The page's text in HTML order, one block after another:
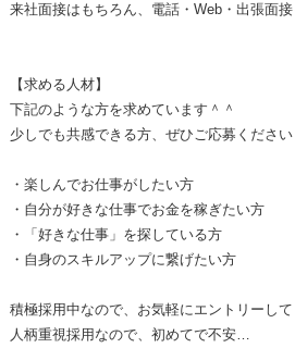
来社面接はもちろん、電話・Web・出張面接
【求める人材】
下記のような方を求めています＾＾
少しでも共感できる方、ぜひご応募ください
・楽しんでお仕事がしたい方
・自分が好きな仕事でお金を稼ぎたい方
・「好きな仕事」を探している方
・自身のスキルアップに繋げたい方
積極採用中なので、お気軽にエントリーし
人柄重視採用なので、初めてで不安…